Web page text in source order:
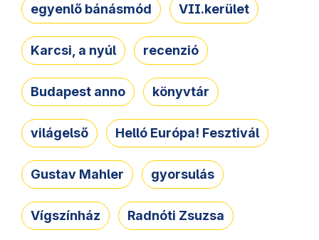
egyenlő bánásmód VII.kerület
Karcsi, a nyúl recenzió
Budapest anno könyvtár
világelső Helló Európa! Fesztivál
Gustav Mahler gyorsulás
Vígszínház Radnóti Zsuzsa